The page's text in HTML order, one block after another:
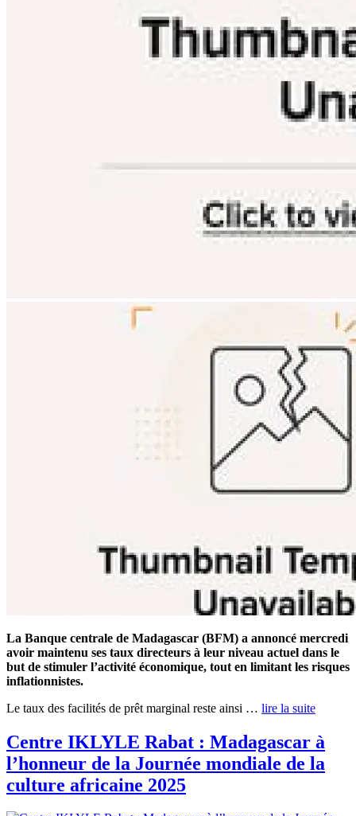
La Banque centrale de Madagascar (BFM) a annoncé mercredi
avoir maintenu ses taux directeurs à leur niveau actuel dans le
but de stimuler l’activité économique, tout en limitant les risques
inflationnistes.
Le taux des facilités de prêt marginal reste ainsi … lire la suite
Centre IKLYLE Rabat : Madagascar à
l’honneur de la Journée mondiale de la
culture africaine 2025